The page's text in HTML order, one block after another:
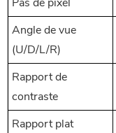
Angle de vue
(U/D/L/R)
Rapport de
contraste
Rapport plat